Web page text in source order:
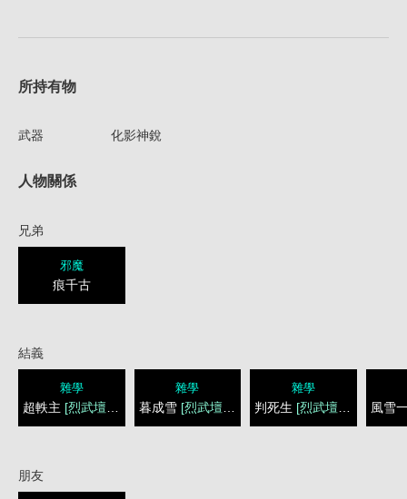
所持有物
武器 化影神銳
人物關係
兄弟
邪魔
痕千古
結義
雜學
超軼主 [烈武壇三罡]
雜學
暮成雪 [烈武壇三罡]
雜學
判死生 [烈武壇三罡] 風雪
朋友